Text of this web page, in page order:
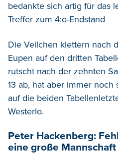
bedankte sich artig für das
Treffer zum 4:o-Endstand
Die Veilchen klettern nach
Eupen auf den dritten
rutscht nach der zehnten
13 ab, hat aber immer noch
auf die beiden
Westerlo.
Peter Hackenberg:
eine große